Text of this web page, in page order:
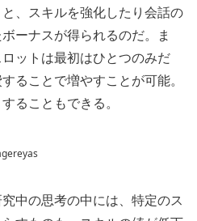
、スキルを強化したり会話の
ーナスが得られるのだ。ま
ットは最初はひとつのみだ
ることで増やすことが可能。
ることもできる。
中の思考の中には、特定のス